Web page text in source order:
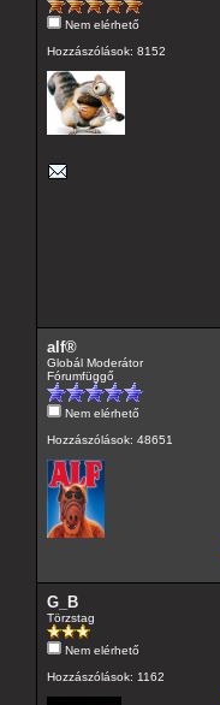
Nem elérhető
Hozzászólások: 8152
alf®
Globál Moderátor
Fórumfüggő
Nem elérhető
Hozzászólások: 48651
G_B
Törzstag
Nem elérhető
Hozzászólások: 1162